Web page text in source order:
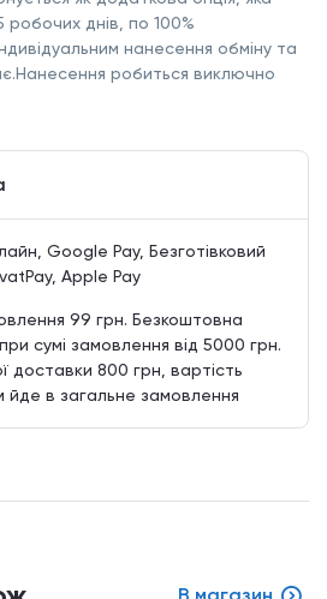
робочих днів, по 100%
нанесення обміну та
робиться виключно
Google Pay, Безготівковий
Apple Pay
99 грн. Безкоштовна
сумі замовлення від 5000 грн.
доставки 800 грн, вартість
в загальне замовлення